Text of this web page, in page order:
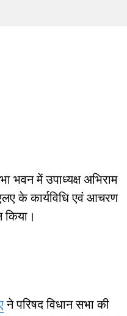
भवन में उपाध्यक्ष अभिराम
के कार्यविधि एवं आचरण
ने परिषद विधान सभा की